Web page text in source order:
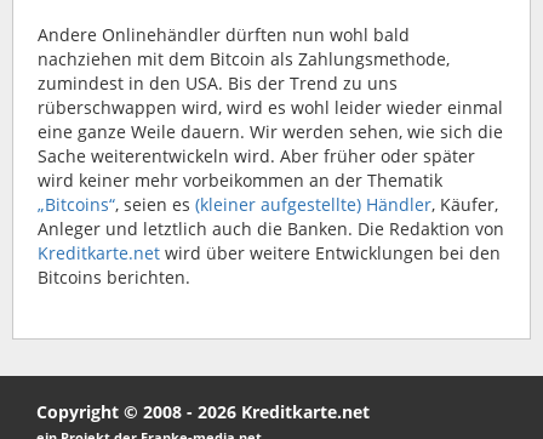
Andere Onlinehändler dürften nun wohl bald
nachziehen mit dem Bitcoin als Zahlungsmethode,
zumindest in den USA. Bis der Trend zu uns
rüberschwappen wird, wird es wohl leider wieder einmal
eine ganze Weile dauern. Wir werden sehen, wie sich die
Sache weiterentwickeln wird. Aber früher oder später
wird keiner mehr vorbeikommen an der Thematik
„Bitcoins“, seien es (kleiner aufgestellte) Händler, Käufer,
Anleger und letztlich auch die Banken. Die Redaktion von
Kreditkarte.net wird über weitere Entwicklungen bei den
Bitcoins berichten.
Copyright © 2008 - 2026 Kreditkarte.net